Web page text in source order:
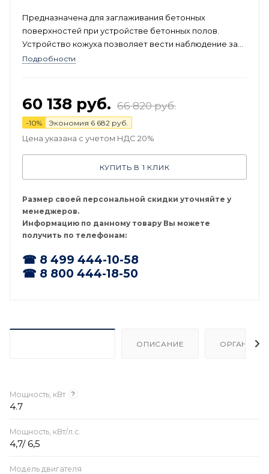
Предназначена для заглаживания бетонных
поверхностей при устройстве бетонных полов.
Устройство кожуха позволяет вести наблюдение за
зоной затирки, возможность регулирования угла
Подробности
60 138 руб. 66 820руб.
-10% Экономия 6 682 руб.
Цена указана с учетом НДС 20%
КУПИТЬ В 1 КЛИК
Размер своей персональной скидки уточняйте у
менеджеров.
Информацию по данному товару Вы можете
получить по телефонам:
☎ 8 499 444-10-58
☎ 8 800 444-18-50
ОПИСАНИЕ
Мощность, кВт ?
4.7
Мощность, кВт/л.с.
4,7/ 6,5
Модель двигателя